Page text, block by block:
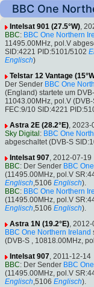
BBC One
Intelsat 901 (27.5°W),
BBC: BBC One Northern
11495.00MHz, pol.V
SID:4221 PID:5101/5102
Englisch)
Telstar 12 Vantage
Der Sender BBC One
(England) startete um
11043.00MHz, pol.V
FEC:9/10 SID:4221
Astra 2E (28.2°E), 2023-
Sky Digital : BBC One
abgeschaltet (DVB-S
Intelsat 907, 2012-07-19
BBC: Der Sender BBC
(11495.00MHz, pol.V
Englisch,5106 Englisch).
BBC: BBC One Northern
(11495.00MHz, pol.V
Englisch,5106 Englisch).
Astra 1N (19.2°E), 2012-
BBC One Northern Ireland
(DVB-S , 10818.00MHz,
Intelsat 907, 2011-12-14
BBC: Der Sender BBC
(11495.00MHz, pol.V
Englisch,5106 Englisch).